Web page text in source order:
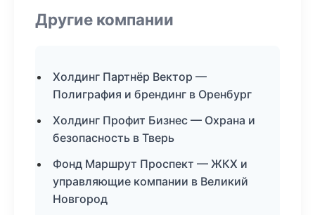
Другие компании
Холдинг Партнёр Вектор —
Полиграфия и брендинг в Оренбург
Холдинг Профит Бизнес — Охрана и
безопасность в Тверь
Фонд Маршрут Проспект — ЖКХ и
управляющие компании в Великий
Новгород